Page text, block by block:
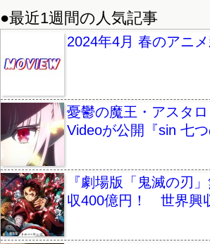
●最近1週間の人気記事
2024年4月 春のアニ
憂鬱の魔王・アスタ
Videoが公開『sin 七つ
『劇場版「鬼滅の刃
収400億円！ 世界興